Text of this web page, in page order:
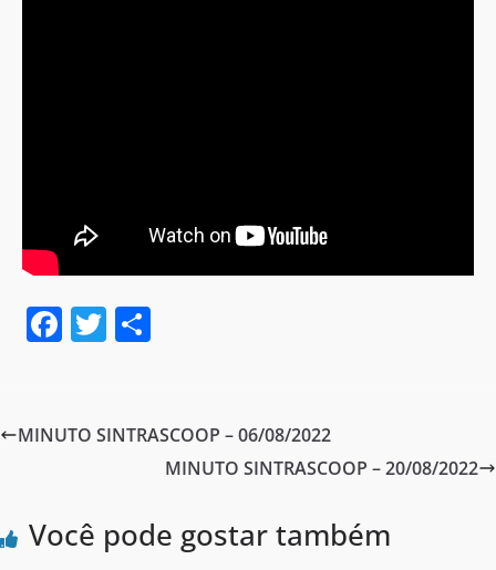
F
e
o
T
er e
MINUTO SINTRASCOOP – 06/08/2022
MINUTO SINTRASCOOP – 20/08/2022
Você pode gostar também